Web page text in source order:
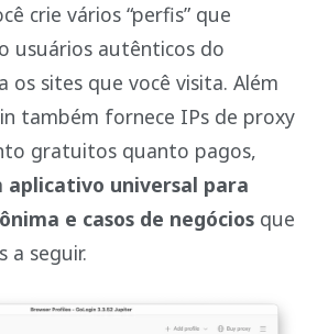
crie vários “perfis” que
usuários autênticos do
os sites que você visita. Além
também fornece IPs de proxy
gratuitos quanto pagos,
aplicativo universal para
e casos de negócios que
a seguir.